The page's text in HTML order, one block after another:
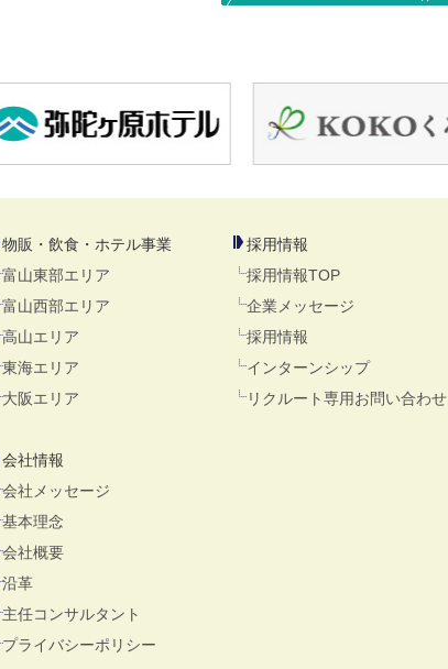
物販・飲食・ホテル事業
富山東部エリア
富山西部エリア
高山エリア
東海エリア
大阪エリア
会社情報
会社メッセージ
基本理念
会社概要
沿革
主任コンサルタント
プライバシーポリシー
採用情報
採用情報TOP
企業メッセージ
採用情報
インターンシップ
リクルート専用お問い合わせ